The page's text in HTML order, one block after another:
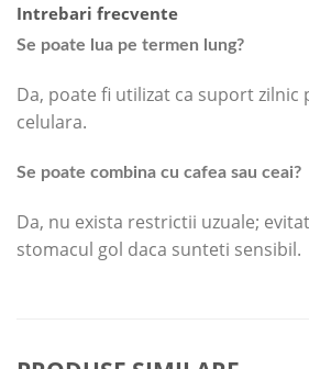
Intrebari frecvente
Se poate lua pe termen lung?
Da, poate fi utilizat ca suport zilnic
celulara.
Se poate combina cu cafea sau ceai?
Da, nu exista restrictii uzuale;
stomacul gol daca sunteti sensibil.